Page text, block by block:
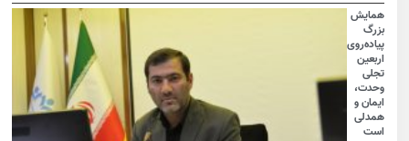
همایش
بزرگ
پیاده‌روی
اربعین
تجلی
وحدت،
ایمان و
همدلی
است